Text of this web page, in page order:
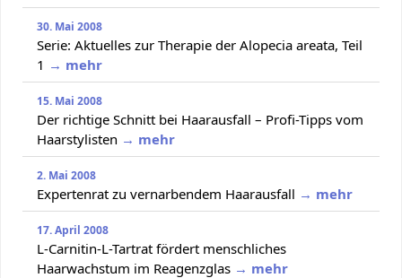
30. Mai 2008
Serie: Aktuelles zur Therapie der Alopecia areata, Teil
1 → mehr
15. Mai 2008
Der richtige Schnitt bei Haarausfall – Profi-Tipps vom
Haarstylisten → mehr
2. Mai 2008
Expertenrat zu vernarbendem Haarausfall → mehr
17. April 2008
L-Carnitin-L-Tartrat fördert menschliches
Haarwachstum im Reagenzglas → mehr